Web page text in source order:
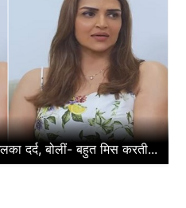
दर्द, बोलीं- बहुत मिस करती...